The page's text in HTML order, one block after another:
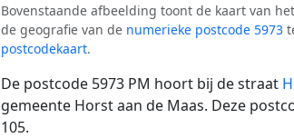
Bovenstaande afbeelding toont de kaart van
de geografie van de numerieke postcode 5973
postcodekaart.
De postcode 5973 PM hoort bij de straat
gemeente Horst aan de Maas. Deze
105.